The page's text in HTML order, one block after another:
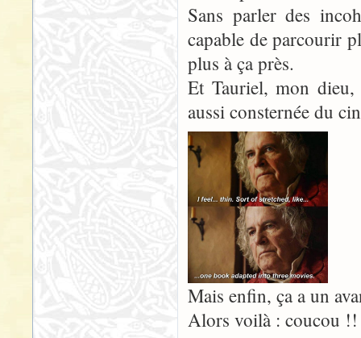
Sans parler des
capable de parcourir
plus à ça près.
Et Tauriel, mon
aussi consternée du
Mais enfin, ça a un
Alors voilà : coucou !!